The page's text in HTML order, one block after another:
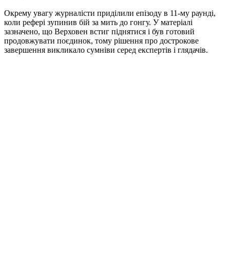
Окрему увагу журналісти приділили епізоду в 11-му раунді,
коли рефері зупинив бій за мить до гонгу. У матеріалі
зазначено, що Верховен встиг піднятися і був готовий
продовжувати поєдинок, тому рішення про дострокове
завершення викликало сумніви серед експертів і глядачів.